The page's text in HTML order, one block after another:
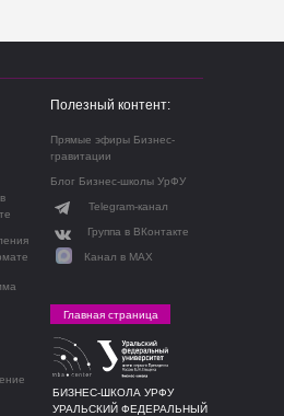
БИЗНЕС-ШКОЛА УРФУ
УРАЛЬСКИЙ ФЕДЕРАЛЬНЫЙ
Полезный контент:
Главная страница
Прямые эфиры Бизнес-
гравитации
Блог Бизнес-школы УрФУ
Группа в ВКонтакте
Канал в МАХ
Telegram-канал